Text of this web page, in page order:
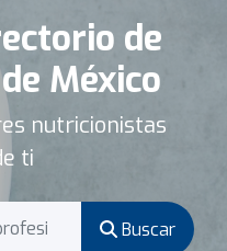
de
México
nutricionistas
ti
Buscar